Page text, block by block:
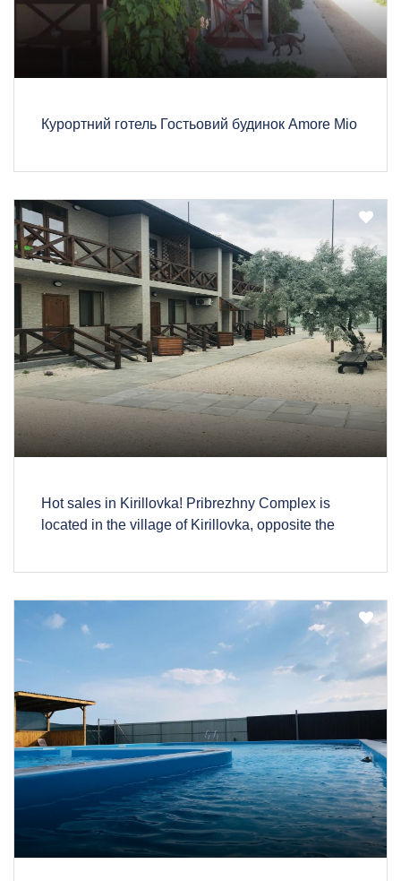
Курортний готель Гостьовий будинок Amore Mio
Hot sales in Kirillovka! Pribrezhny Complex is
located in the village of Kirillovka, opposite the